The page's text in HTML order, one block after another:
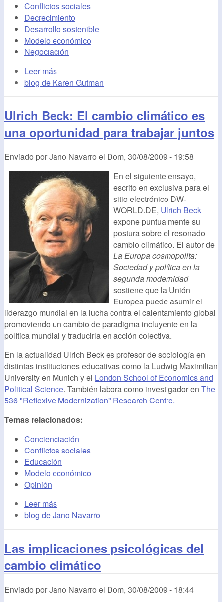
Conflictos sociales
Decrecimiento
Desarrollo sostenible
Modelo económico
Negociación
Leer más
blog de Karen Gutman
Ulrich Beck: El cambio climático es
una oportunidad para trabajar juntos
Enviado porJano Navarro el Dom, 30/08/2009 - 19:58
En el siguiente ensayo,
escrito en exclusiva para el
sitio electrónico DW-
WORLD.DE, Ulrich Beck
expone puntualmente su
postura sobre el resonado
cambio climático. El autor de
La Europa cosmopolita:
Sociedad y política en la
segunda modernidad
sostiene que la Unión
Europea puede asumir el
liderazgo mundial en la lucha contra el calentamiento global
promoviendo un cambio de paradigma incluyente en la
política mundial y traducirla en acción colectiva.
En la actualidad Ulrich Beck es profesor de sociología en
distintas instituciones educativas como la Ludwig Maximilian
University en Munich y el London School of Economics and
Political Science. También labora como investigador en The
536 "Reflexive Modernization" Research Centre.
Temas relacionados:
Concienciación
Conflictos sociales
Educación
Modelo económico
Opinión
Leer más
blog de Jano Navarro
Las implicaciones psicológicas del
cambio climático
Enviado porJano Navarro el Dom, 30/08/2009 - 18:44